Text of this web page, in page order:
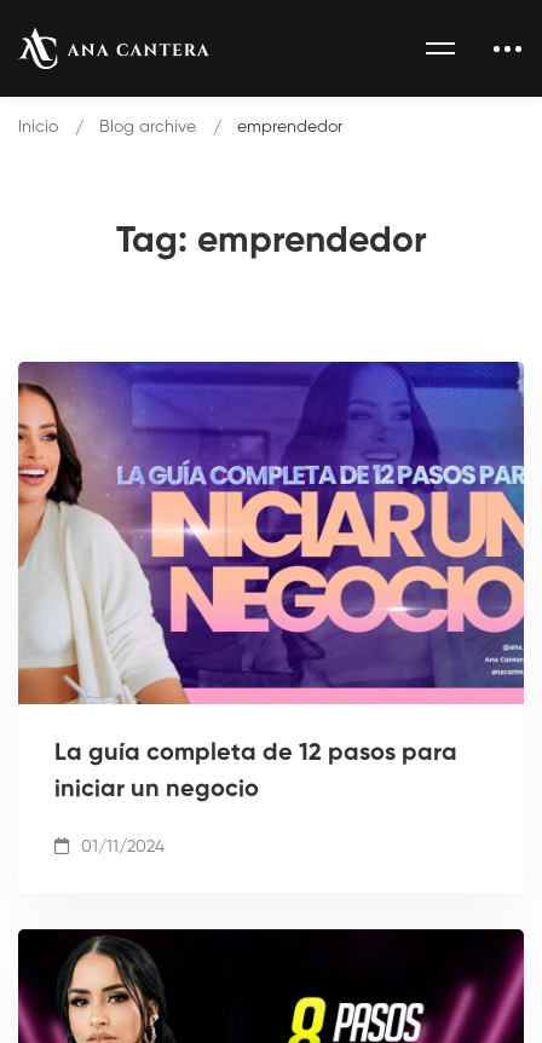
Tag: emprendedor
Inicio Blog archive emprendedor
La guía completa de 12 pasos para
iniciar un negocio
01/11/2024